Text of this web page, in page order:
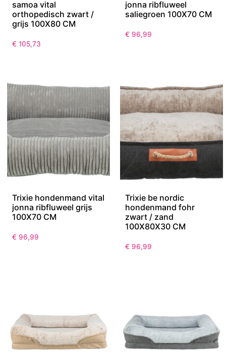
samoa vital
orthopedisch zwart /
grijs 100X80 CM
€ 105,73
jonna ribfluweel
saliegroen 100X70 CM
€ 96,99
Trixie hondenmand vital
jonna ribfluweel grijs
100X70 CM
€ 96,99
Trixie be nordic
hondenmand fohr
zwart / zand
100X80X30 CM
€ 96,99